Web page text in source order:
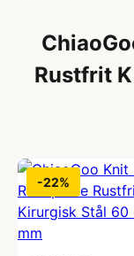
Rustfrit
-22%